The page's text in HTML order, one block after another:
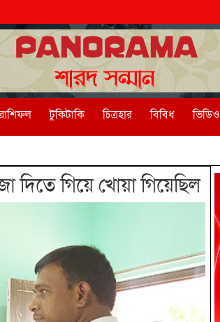
টুকিটাকি চিত্রহার বিবিধ ভিডিও
দিতে গিয়ে খোয়া গিয়েছিল